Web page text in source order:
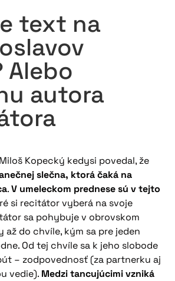
text na
Alebo
autora
Kopecký kedysi povedal, že
slečna, ktorá čaká na
.V umeleckom prednese sú v tejto
si recitátor vyberá na svoje
sa pohybuje v obrovskom
až do chvíle, kým sa pre jeden
Od tej chvíle sa k jeho slobode
– zodpovednosť (za partnerku aj
vedie). Medzi tancujúcimi vzniká